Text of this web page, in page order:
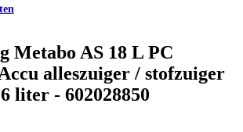
Metabo AS 18 L PC
alleszuiger / stofzuiger
liter - 602028850